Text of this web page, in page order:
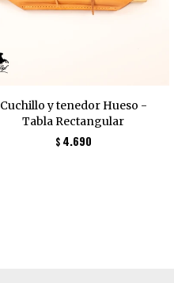
Cuchillo y tenedor Hueso -
Tabla Rectangular
$ 4.690